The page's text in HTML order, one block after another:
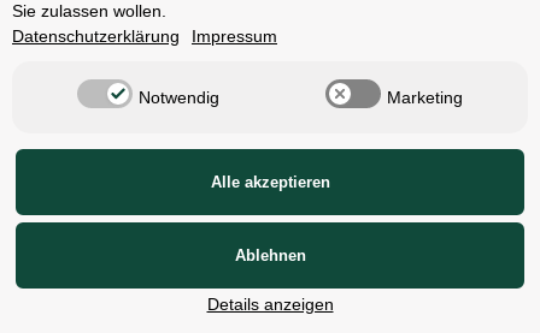
Karriere
Cube Store Berlin Marienfelde
mit Genehmigung.
Preisempfehlung des Herstellers
Sie zulassen wollen.
Datenschutzerklärung
Impressum
Notwendig Marketing
Alle akzeptieren
Ablehnen
Details anzeigen